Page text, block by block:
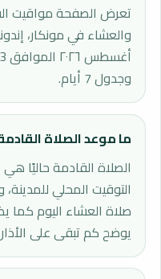
تعرض الصفحة مواقيت
وجدول 7 أيام.
ما موعد الصلاة
التوقيت المحلي
صلاة العشاء اليوم كما
يوضح كم تبقى على